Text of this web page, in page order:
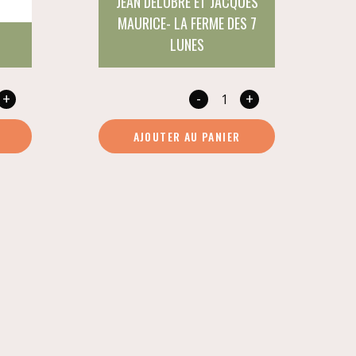
+
MAURICE- LA FERME DES 7
LUNES
-
quantité
de
Glou
+
AJOUTER AU PANIER